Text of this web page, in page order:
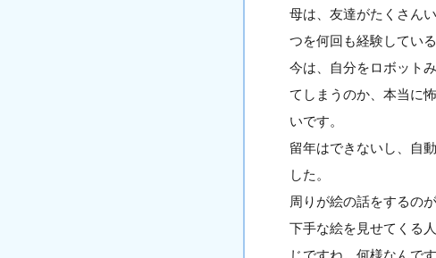
母は、友達がたくさん
つを何回も経験してい
今は、自分をロボット
てしまうのか、本当に
いです。
留年はできないし、自
した。
周りが絵の話をするの
下手な絵を見せてくる
じですね。何様なんで